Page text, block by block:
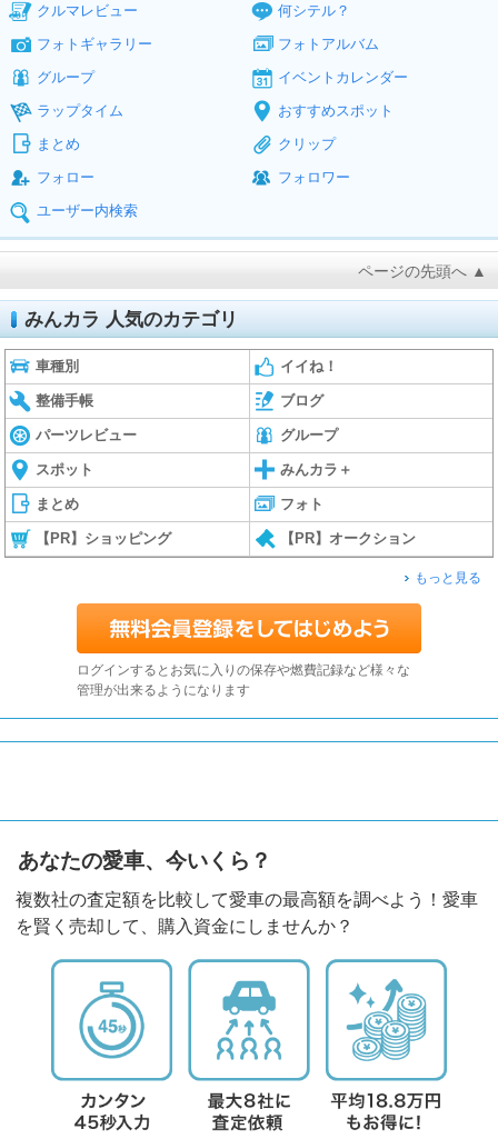
クルマレビュー
何シテル？
フォトギャラリー
フォトアルバム
グループ
イベントカレンダー
ラップタイム
おすすめスポット
まとめ
クリップ
フォロー
フォロワー
ユーザー内検索
ページの先頭へ ▲
みんカラ 人気のカテゴリ
車種別 イイね！
整備手帳 ブログ
パーツレビュー グループ
スポット みんカラ＋
まとめ フォト
【PR】ショッピング 【PR】オークション
もっと見る
ログインするとお気に入りの保存や燃費記録など様々な
管理が出来るようになります
あなたの愛車、今いくら？
複数社の査定額を比較して愛車の最高額を調べよう！愛車
を賢く売却して、購入資金にしませんか？